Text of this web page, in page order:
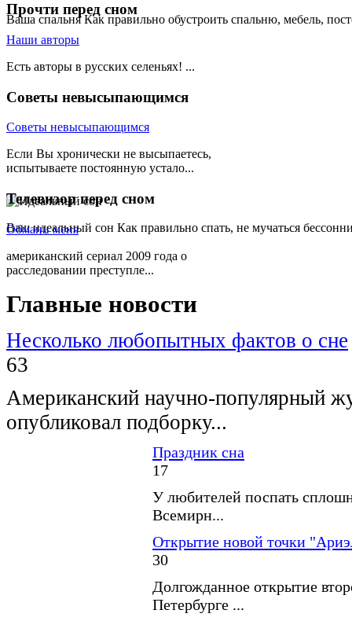
Ваша спальняКак правильно обустроить спальню, мебель,
Ваш идеальный сон Как правильно спать, не мучаться
Прочти перед сном
Наши авторы
Есть авторы в русских селеньях! ...
Советы невысыпающимся
Советы невысыпающимся
Если Вы хронически не высыпаетесь,
испытываете постоянную устало...
Телевизорперед сном
Обмани меня
американский сериал 2009 года о
расследовании преступле...
Главные новости
Несколько любопытных фактов о сне
63
Американский научно-популярный
опубликовал подборку...
Праздник сна
17
У любителей поспать
Всемирн...
Открытие новой точки
30
Долгожданное открытие
Петербурге ...